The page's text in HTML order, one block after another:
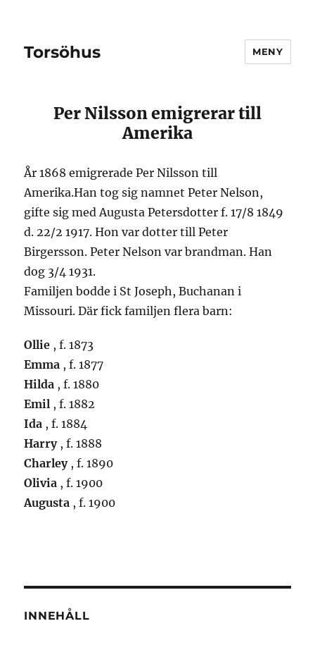
Torsöhus MENY
Per Nilsson emigrerar till
Amerika
År 1868 emigrerade Per Nilsson till
Amerika.Han tog sig namnet Peter Nelson,
gifte sig med Augusta Petersdotter f. 17/8 1849
d. 22/2 1917. Hon var dotter till Peter
Birgersson. Peter Nelson var brandman. Han
dog 3/4 1931.
Familjen bodde i St Joseph, Buchanan i
Missouri. Där fick familjen flera barn:
Ollie , f. 1873
Emma , f. 1877
Hilda , f. 1880
Emil , f. 1882
Ida , f. 1884
Harry , f. 1888
Charley , f. 1890
Olivia , f. 1900
Augusta , f. 1900
INNEHÅLL